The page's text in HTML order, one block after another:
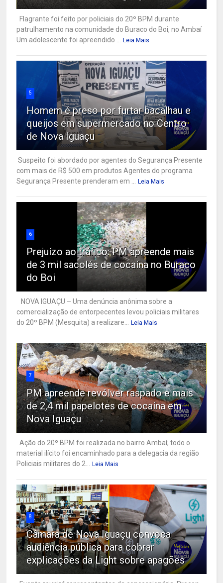
Flagrante foi feito por policiais do 20º BPM durante
patrulhamento na comunidade do Buraco do Boi, no Ambaí
Um adolescente foi apreendido ...
Leia Mais
5
Homem é preso por furtar bacalhau e
queijos em supermercado no Centro
de Nova Iguaçu
Suspeito foi abordado por agentes do Segurança Presente
com mais de R$ 500 em produtos Agentes do programa
Segurança Presente prenderam em ...
Leia Mais
6
Prejuízo ao tráfico: PM apreende mais
de 3 mil sacolés de cocaína no Buraco
do Boi
NOVA IGUAÇU – Uma denúncia anônima sobre a
comercialização de entorpecentes levou policiais militares
do 20º BPM (Mesquita) a realizare...
Leia Mais
7
PM apreende revólver raspado e mais
de 2,4 mil papelotes de cocaína em
Nova Iguaçu
Ação do 20º BPM foi realizada no bairro Ambaí; todo o
material ilícito foi encaminhado para a delegacia da região
Policiais militares do 2...
Leia Mais
8
Câmara de Nova Iguaçu convoca
audiência pública para cobrar
explicações da Light sobre apagões